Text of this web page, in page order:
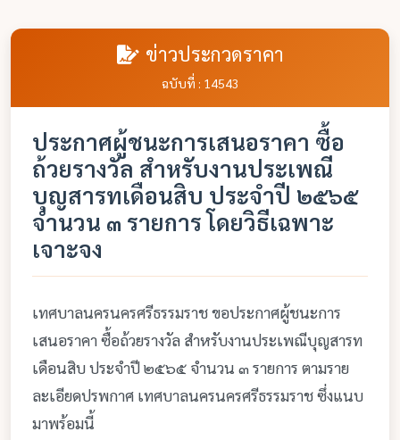
ข่าวประกวดราคา
ฉบับที่ : 14543
ประกาศผู้ชนะการเสนอราคา ซื้อ
ถ้วยรางวัล สำหรับงานประเพณี
บุญสารทเดือนสิบ ประจำปี ๒๕๖๕
จำนวน ๓ รายการ โดยวิธีเฉพาะ
เจาะจง
เทศบาลนครนครศรีธรรมราช ขอประกาศผู้ชนะการ
เสนอราคา ซื้อถ้วยรางวัล สำหรับงานประเพณีบุญสารท
เดือนสิบ ประจำปี ๒๕๖๕ จำนวน ๓ รายการ ตามราย
ละเอียดปรพกาศ เทศบาลนครนครศรีธรรมราช ซึ่งแนบ
มาพร้อมนี้